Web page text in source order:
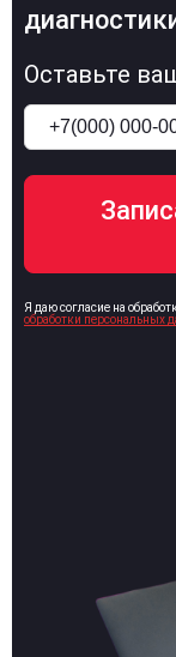
Оставьте
Я даю согласие на
обработки персональных